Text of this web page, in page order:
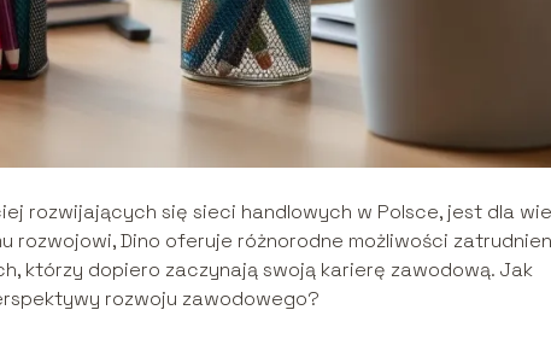
rozwijających się sieci handlowych w Polsce, jest dla
rozwojowi, Dino oferuje różnorodne możliwości
którzy dopiero zaczynają swoją karierę zawodową. Jak
rozwoju zawodowego?